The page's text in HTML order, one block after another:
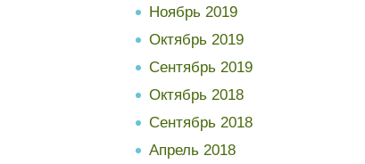
Ноябрь 2019
Октябрь 2019
Сентябрь 2019
Октябрь 2018
Сентябрь 2018
Апрель 2018